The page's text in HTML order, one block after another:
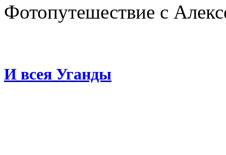
Фотопутешествие с
И всея Уганды